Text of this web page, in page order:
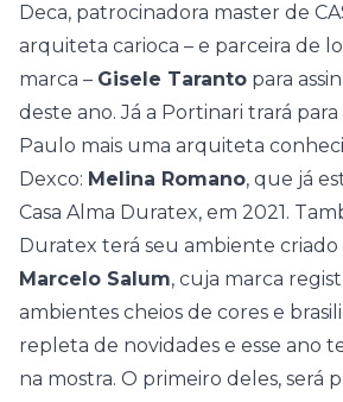
Deca, patrocinadora master de
arquiteta carioca – e parceira de
marca – Gisele Taranto para
deste ano. Já a Portinari trará para
Paulo mais uma arquiteta
Dexco: Melina Romano, que já
Casa Alma Duratex, em 2021.
Duratex terá seu ambiente
Marcelo Salum, cuja marca
ambientes cheios de cores e
repleta de novidades e esse ano
na mostra. O primeiro deles, será